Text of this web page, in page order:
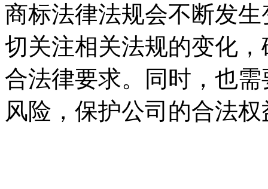
商标法律法规会不断发
切关注相关法规的变化
合法律要求。同时，也
风险，保护公司的合法权